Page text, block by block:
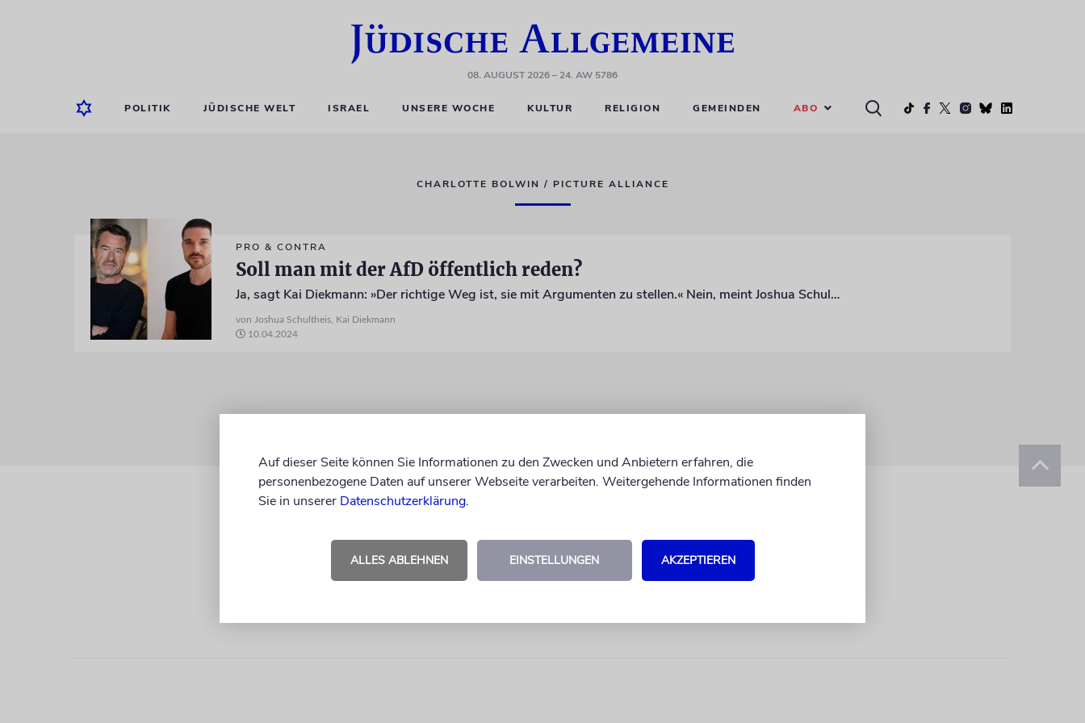
08. AUGUST 2026– 24. AW 5786
POLITIK JÜDISCHE WELT ISRAEL UNSERE WOCHE KULTUR RELIGION GEMEINDEN ABO
CHARLOTTE BOLWIN / PICTURE ALLIANCE
PRO & CONTRA
Soll man mit der AfD öffentlich reden?
Ja, sagt Kai Diekmann: »Der richtige Weg ist, sie mit Argumenten zu stellen.« Nein, meint Joshua Schultheis: »Die Partei hintertreibt die Pressefreiheit und diffamiert kritische Journalisten, wo immer sie kann.«
von Joshua Schultheis, Kai Diekmann
10.04.2024
Auf dieser Seite können Sie Informationen zu den Zwecken und Anbietern erfahren, die
personenbezogene Daten auf unserer Webseite verarbeiten. Weitergehende Informationen finden
Sie in unserer Datenschutzerklärung.
ALLES ABLEHNEN EINSTELLUNGEN AKZEPTIEREN